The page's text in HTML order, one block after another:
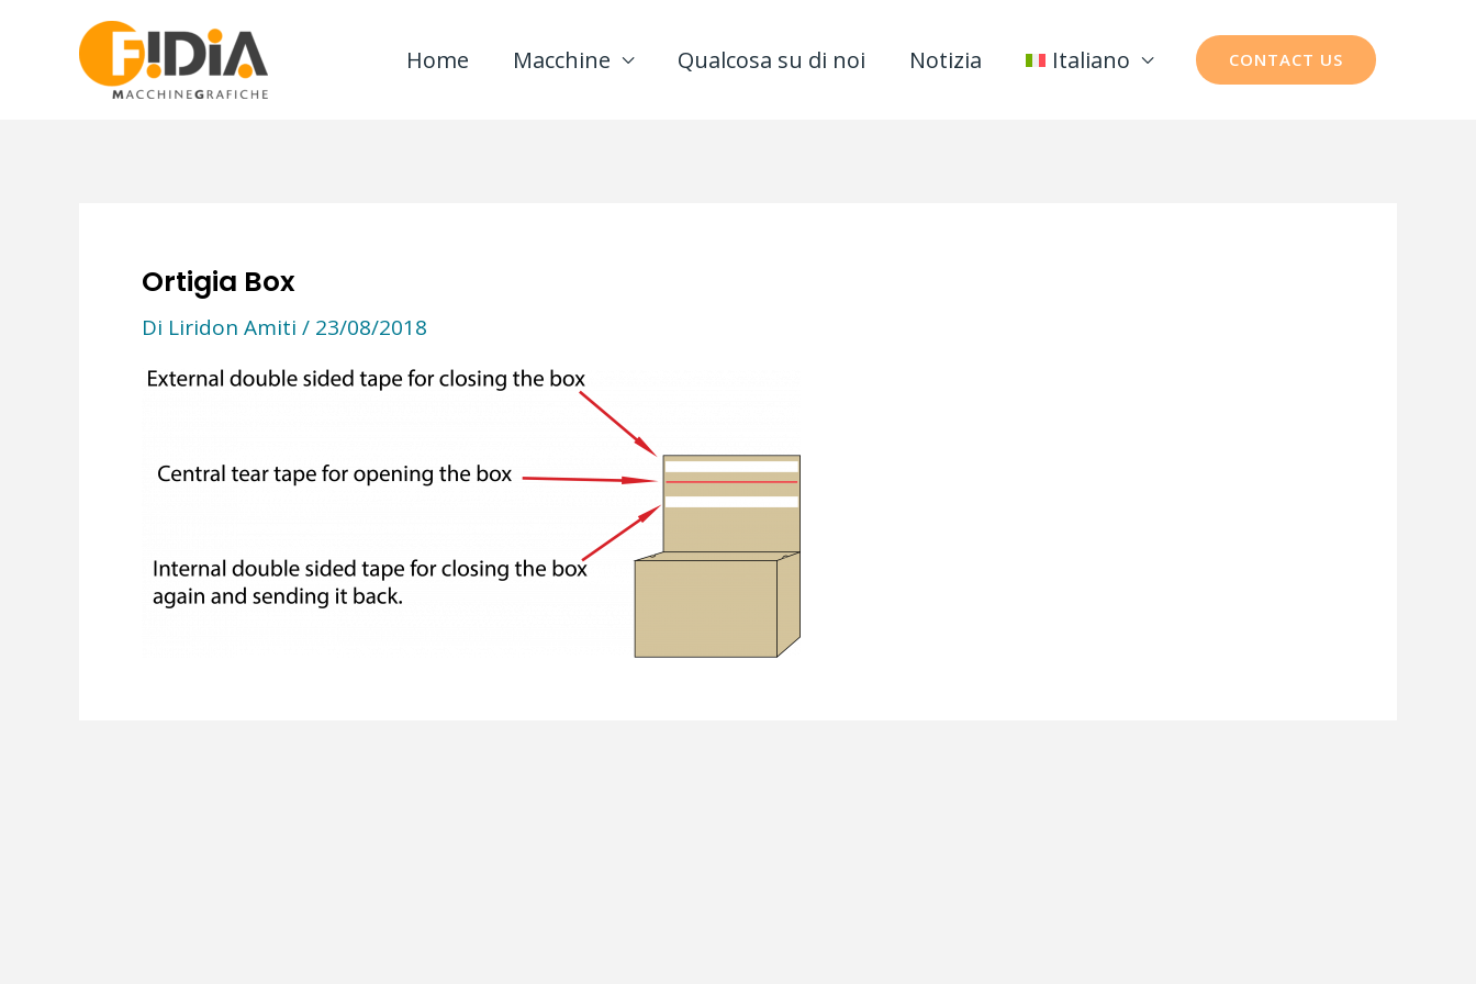
contenuto
Home Macchine Qualcosa su di noi Notizia Italiano CONTACT US
Ortigia Box
Di Liridon Amiti / 23/08/2018